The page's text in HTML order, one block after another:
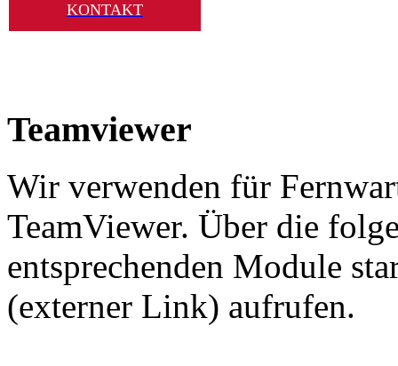
KONTAKT
Teamviewer
Wir verwenden für
TeamViewer. Über die
entsprechenden Module
(externer Link) aufrufen.